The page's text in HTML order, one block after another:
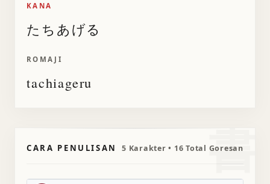
KANA
たちあげる
ROMAJI
tachiageru
書
CARA PENULISAN 5 Karakter • 16 Total Goresan